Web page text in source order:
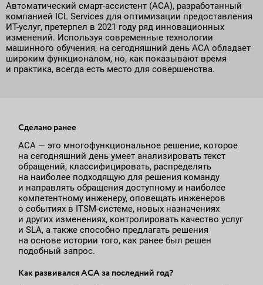
Автоматический смарт-ассистент (АСА), разработанный
компанией ICL Services для оптимизации предоставления
ИТ-услуг, претерпел в 2021 году ряд инновационных
изменений. Используя современные технологии
машинного обучения, на сегодняшний день АСА обладает
широким функционалом, но, как показывают время
и практика, всегда есть место для совершенства.
Сделано ранее
АСА — это многофункциональное решение, которое
на сегодняшний день умеет анализировать текст
обращений, классифицировать, распределять
на наиболее подходящую для решения команду
и направлять обращения доступному и наиболее
компетентному инженеру, оповещать инженеров
о событиях в ITSM-системе, новых назначениях
и других изменениях, контролировать качество услуг
и SLA, а также способно предлагать решения
на основе истории того, как ранее был решен
подобный запрос.
Как развивался АСА за последний год?